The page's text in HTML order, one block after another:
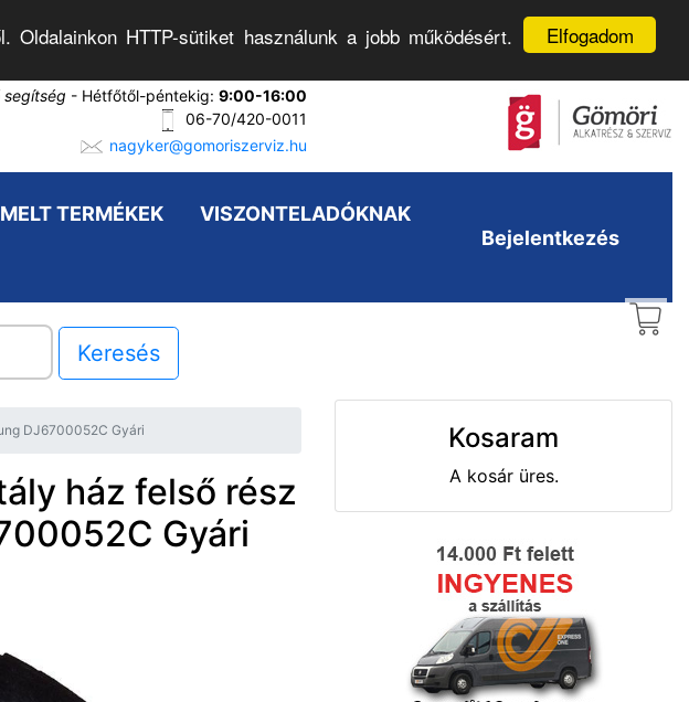
Elfogadom
Oldalainkon HTTP-sütiket használunk a jobb működésért.
- Hétfőtől-péntekig: 9:00-16:00
06-70/420-0011
nagyker@gomoriszerviz.hu
TERMÉKEK VISZONTELADÓKNAK
Bejelentkezés
Keresés
DJ6700052C Gyári
ház felső rész
Gyári
Kosaram
A kosár üres.